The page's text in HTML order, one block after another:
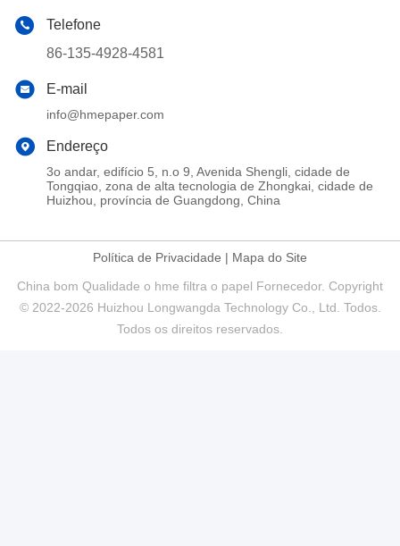
Telefone
86-135-4928-4581
E-mail
info@hmepaper.com
Endereço
3o andar, edifício 5, n.o 9, Avenida Shengli, cidade de
Tongqiao, zona de alta tecnologia de Zhongkai, cidade de
Huizhou, província de Guangdong, China
Política de Privacidade | Mapa do Site
China bom Qualidade o hme filtra o papel Fornecedor. Copyright
© 2022-2026 Huizhou Longwangda Technology Co., Ltd. Todos.
Todos os direitos reservados.